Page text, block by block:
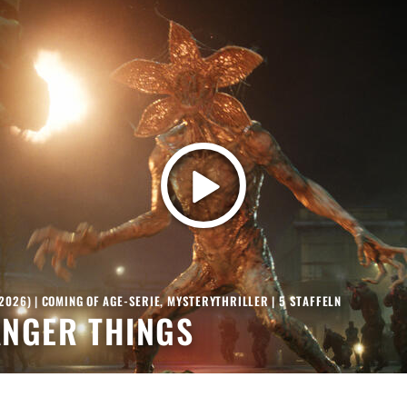
THINGS
) | COMING OF AGE-SERIE,MYSTERYTHRILLER |5STAFFELN